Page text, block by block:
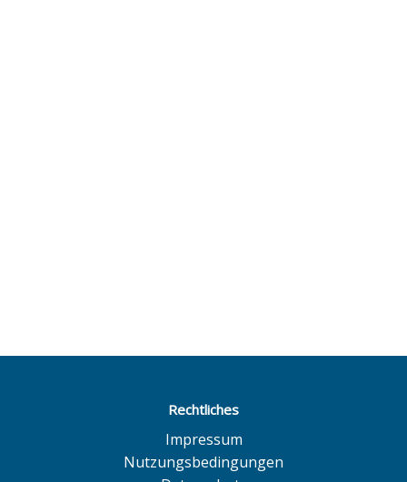
Rechtliches
Impressum
Nutzungsbedingungen